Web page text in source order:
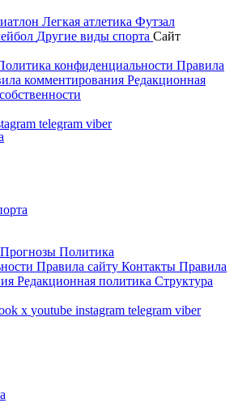
Легкая атлетика Футзал
Другие виды спорта Сайт
конфиденциальности Правила
комментирования Редакционная
telegram viber
Прогнозы Политика
Правила сайту Контакты Правила
Редакционная политика Структура
x youtube instagram telegram viber